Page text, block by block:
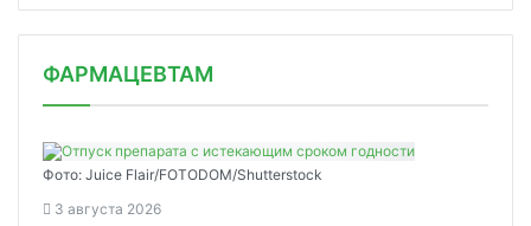
ФАРМАЦЕВТАМ
Фото: Juice Flair/FOTODOM/Shutterstoсk
3 августа 2026